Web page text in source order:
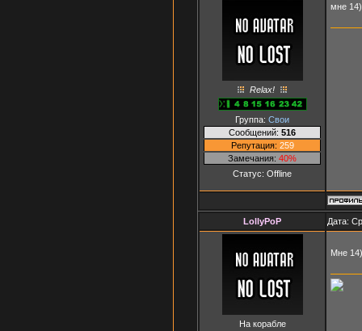
Relax!
Группа: Свои
Сообщений: 516
Репутация: 259
Замечания: 40%
Статус: Offline
мне
LollyPoP Дата:
На корабле
Мне